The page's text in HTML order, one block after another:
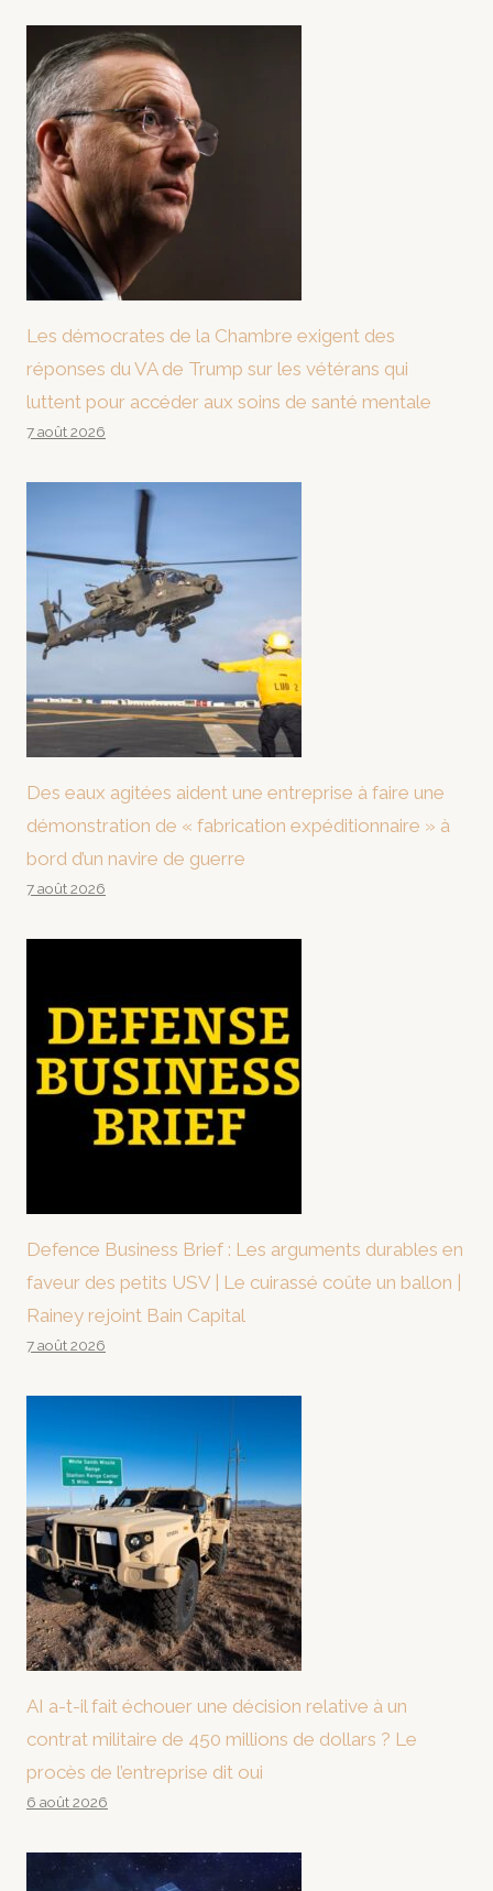
Les démocrates de la Chambre exigent des
réponses du VA de Trump sur les vétérans qui
luttent pour accéder aux soins de santé mentale
7 août 2026
Des eaux agitées aident une entreprise à faire une
démonstration de « fabrication expéditionnaire » à
bord d’un navire de guerre
7 août 2026
Defence Business Brief : Les arguments durables en
faveur des petits USV | Le cuirassé coûte un ballon |
Rainey rejoint Bain Capital
7 août 2026
AI a-t-il fait échouer une décision relative à un
contrat militaire de 450 millions de dollars ? Le
procès de l’entreprise dit oui
6 août 2026